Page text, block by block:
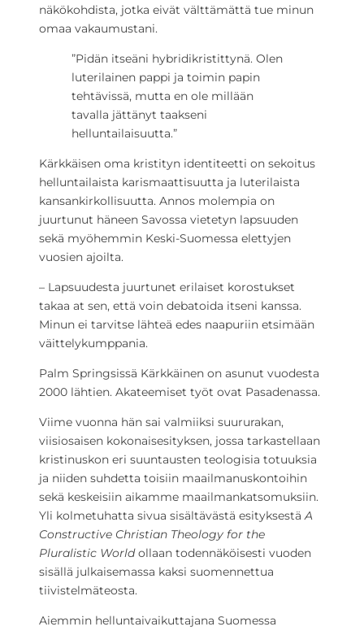
näkökohdista, jotka eivät välttämättä tue minun
omaa vakaumustani.
”Pidän itseäni hybridikristittynä. Olen
luterilainen pappi ja toimin papin
tehtävissä, mutta en ole millään
tavalla jättänyt taakseni
helluntailaisuutta.”
Kärkkäisen oma kristityn identiteetti on sekoitus
helluntailaista karismaattisuutta ja luterilaista
kansankirkollisuutta. Annos molempia on
juurtunut häneen Savossa vietetyn lapsuuden
sekä myöhemmin Keski-Suomessa elettyjen
vuosien ajoilta.
– Lapsuudesta juurtunet erilaiset korostukset
takaa at sen, että voin debatoida itseni kanssa.
Minun ei tarvitse lähteä edes naapuriin etsimään
väittelykumppania.
Palm Springsissä Kärkkäinen on asunut vuodesta
2000 lähtien. Akateemiset työt ovat Pasadenassa.
Viime vuonna hän sai valmiiksi suururakan,
viisiosaisen kokonaisesityksen, jossa tarkastellaan
kristinuskon eri suuntausten teologisia totuuksia
ja niiden suhdetta toisiin maailmanuskontoihin
sekä keskeisiin aikamme maailmankatsomuksiin.
Yli kolmetuhatta sivua sisältävästä esityksestäA
Constructive Christian Theology for the
Pluralistic Worldollaan todennäköisesti vuoden
sisällä julkaisemassa kaksi suomennettua
tiivistelmäteosta.
Aiemmin helluntaivaikuttajana Suomessa